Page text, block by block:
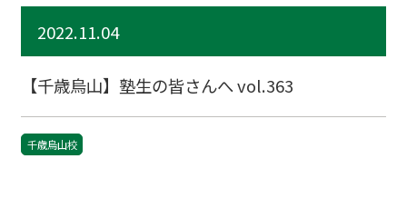
2022.11.04
【千歳烏山】塾生の皆さんへ vol.363
千歳烏山校